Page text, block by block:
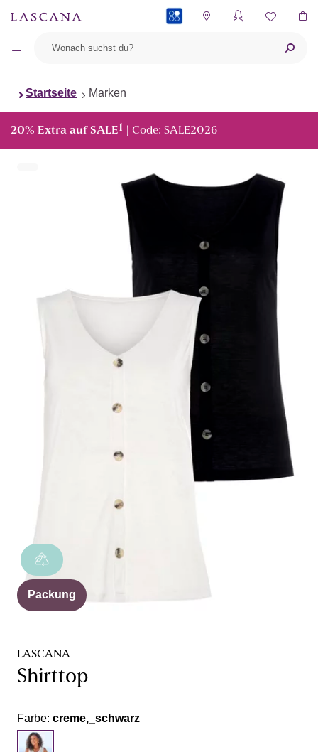
Startseite Marken
20% Extra auf SALE1 | Code: SALE2026
Packung
LASCANA
Shirttop
Farbe: creme,_schwarz